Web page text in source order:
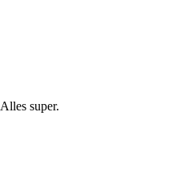
Alles super.